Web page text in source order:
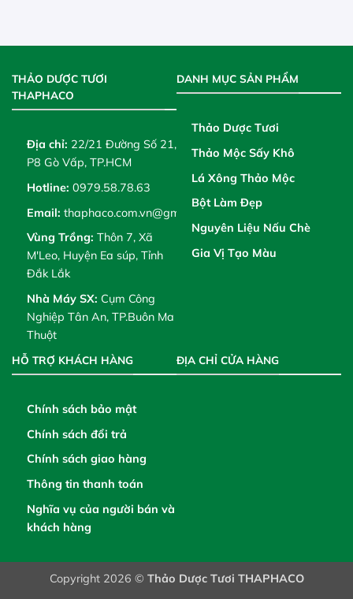
THẢO DƯỢC TƯƠI
THAPHACO
Địa chỉ: 22/21 Đường Số 21,
P8 Gò Vấp, TP.HCM
Hotline: 0979.58.78.63
Email: thaphaco.com.vn@gmail.com
Vùng Trồng: Thôn 7, Xã
M'Leo, Huyện Ea súp, Tỉnh
Đắk Lắk
Nhà Máy SX: Cụm Công
Nghiệp Tân An, TP.Buôn Ma
Thuột
DANH MỤC SẢN PHẨM
Thảo Dược Tươi
Thảo Mộc Sấy Khô
Lá Xông Thảo Mộc
Bột Làm Đẹp
Nguyên Liệu Nấu Chè
Gia Vị Tạo Màu
HỖ TRỢ KHÁCH HÀNG
Chính sách bảo mật
Chính sách đổi trả
Chính sách giao hàng
Thông tin thanh toán
Nghĩa vụ của người bán và
khách hàng
ĐỊA CHỈ CỬA HÀNG
Copyright 2026 © Thảo Dược Tươi THAPHACO